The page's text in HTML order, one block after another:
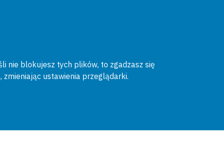
nie blokujesz tych plików, to zgadzasz się
zmieniając ustawienia przeglądarki.